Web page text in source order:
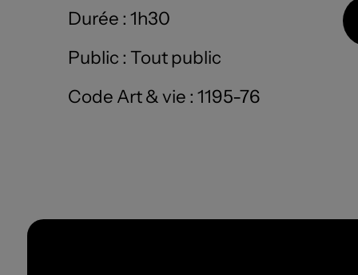
Durée : 1h30
Public : Tout public
Code Art & vie : 1195-76